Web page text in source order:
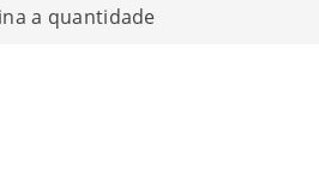
a quantidade